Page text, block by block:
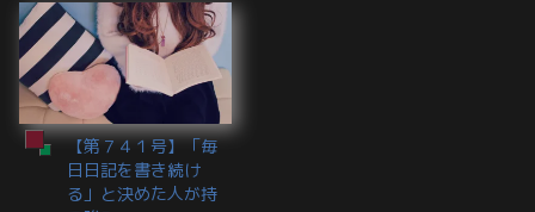
【第７４１号】「毎
日日記を書き続け
る」と決めた人が持